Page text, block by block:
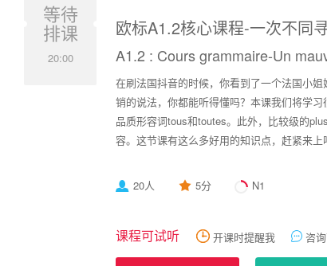
等待
排课
20:00
欧标A1.2核心课程-一次不同
A1.2 : Cours grammaire-Un
在刷法国抖音的时候，你看到了一个法国小
销的说法，你都能听得懂吗？本课我们将学
品质形容词tous和toutes。此外，比较级的
容。这节课有这么多好用的知识点，赶紧来上
20人 5分 N1
课程可试听 开课时提醒我 咨